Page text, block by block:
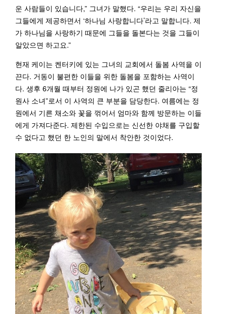
운 사람들이 있습니다,” 그녀가 말했다. “우리는 우리 자신을
그들에게 제공하면서 ‘하나님 사랑합니다’라고 말합니다. 제
가 하나님을 사랑하기 때문에 그들을 돌본다는 것을 그들이
알았으면 하고요.”
현재 케이는 켄터키에 있는 그녀의 교회에서 돌봄 사역을 이
끈다. 거동이 불편한 이들을 위한 돌봄을 포함하는 사역이
다. 생후 6개월 때부터 정원에 나가 있곤 했던 줄리아는 “정
원사 소녀”로서 이 사역의 큰 부분을 담당한다. 여름에는 정
원에서 기른 채소와 꽃을 꺾어서 엄마와 함께 방문하는 이들
에게 가져다준다. 제한된 수입으로는 신선한 야채를 구입할
수 없다고 했던 한 노인의 말에서 착안한 것이었다.